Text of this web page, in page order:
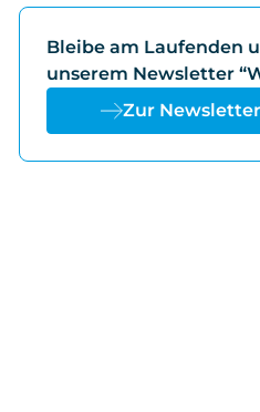
Bleibe am Laufenden
unserem Newsletter
Zur